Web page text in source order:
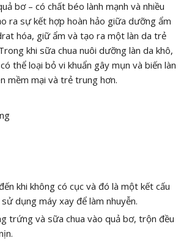
bơ – có chất béo lành mạnh và nhiều
ra sự kết hợp hoàn hảo giữa dưỡng ẩm
hóa, giữ ẩm và tạo ra một làn da trẻ
khi sữa chua nuôi dưỡng làn da khô,
thể loại bỏ vi khuẩn gây mụn và biến làn
mềm mại và trẻ trung hơn.
khi không có cục và đó là một kết cấu
dụng máy xay để làm nhuyễn.
trứng và sữa chua vào quả bơ, trộn đều